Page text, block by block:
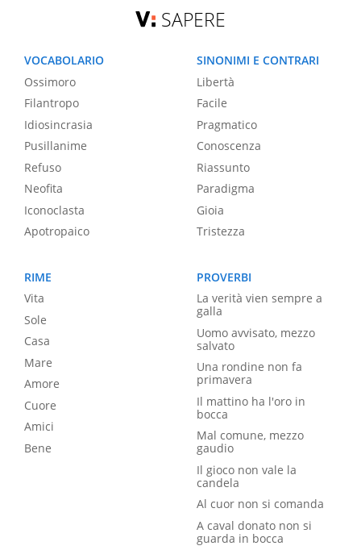
SAPERE
VOCABOLARIO
Ossimoro
Filantropo
Idiosincrasia
Pusillanime
Refuso
Neofita
Iconoclasta
Apotropaico
SINONIMI E CONTRARI
Libertà
Facile
Pragmatico
Conoscenza
Riassunto
Paradigma
Gioia
Tristezza
RIME
Vita
Sole
Casa
Mare
Amore
Cuore
Amici
Bene
PROVERBI
La verità vien sempre a
galla
Uomo avvisato, mezzo
salvato
Una rondine non fa
primavera
Il mattino ha l'oro in
bocca
Mal comune, mezzo
gaudio
Il gioco non vale la
candela
Al cuor non si comanda
A caval donato non si
guarda in bocca